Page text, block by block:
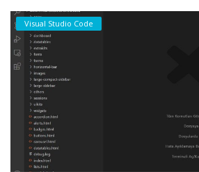
Visual Studio Code